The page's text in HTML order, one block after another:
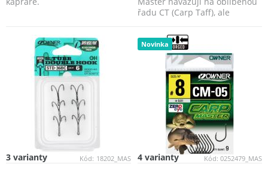
řadu CT (Carp Taff), ale
Kód: 18202_MAS
3 varianty
Novinka
Kód: 0252479_MAS
4 varianty